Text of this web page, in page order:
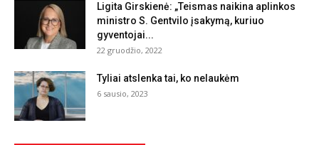
Ligita Girskienė: „Teismas naikina aplinkos
ministro S. Gentvilo įsakymą, kuriuo
gyventojai...
22 gruodžio, 2022
Tyliai atslenka tai, ko nelaukėm
6 sausio, 2023